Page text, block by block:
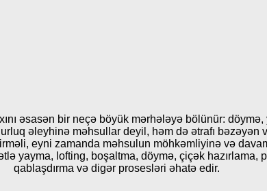
əsasən bir neçə böyük mərhələyə bölünür:
əleyhinə məhsullar deyil, həm də ətrafı
eyni zamanda məhsulun möhkəmliyinə və
yayma, lofting, boşaltma, döymə, çiçək
qablaşdırma və digər prosesləri əhatə edir.